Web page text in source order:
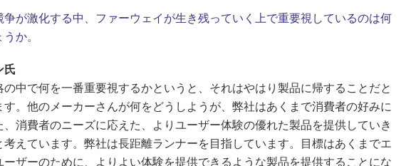
が激化する中、ファーウェイが生き残っていく上で重要視しているのは何
か。
氏
中で何を一番重要視するかというと、それはやはり製品に帰することだと
す。他のメーカーさんが何をどうしようが、弊社はあくまで消費者の好みに
、消費者のニーズに応えた、よりユーザー体験の優れた製品を提供していき
考えています。弊社は長距離ランナーを目指しています。目標はあくまでエ
ーザーのために、よりよい体験を提供できるような製品を提供することにな